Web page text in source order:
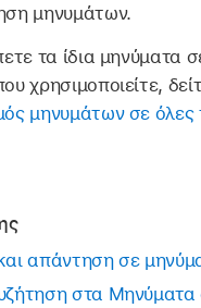
μηνυμάτων.
τα ίδια μηνύματα
χρησιμοποιείτε,
μηνυμάτων σε όλες
απάντηση σε
στα Μηνύματα